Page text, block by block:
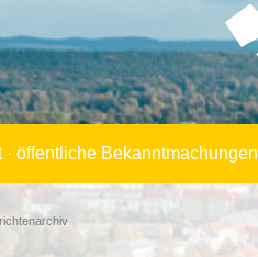
· öffentliche Bekanntmachungen